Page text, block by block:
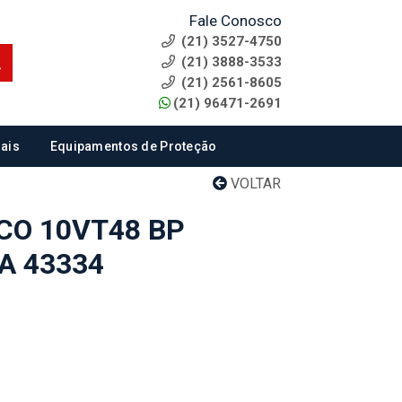
Fale Conosco
(21) 3527-4750
(21) 3888-3533
(21) 2561-8605
(21) 96471-2691
Equipamentos de Proteção
VOLTAR
10VT48 BP
43334